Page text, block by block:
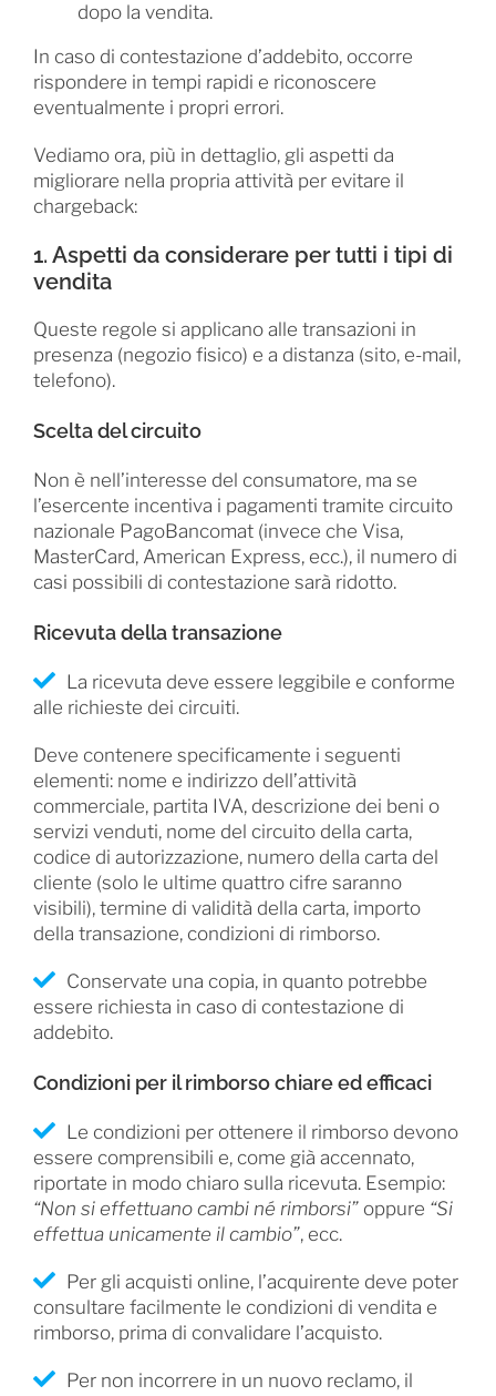
dopo la vendita.
In caso di contestazione d’addebito, occorre
rispondere in tempi rapidi e riconoscere
eventualmente i propri errori.
Vediamo ora, più in dettaglio, gli aspetti da
migliorare nella propria attività per evitare il
chargeback:
1. Aspetti da considerare per tutti i tipi di
vendita
Queste regole si applicano alle transazioni in
presenza (negozio fisico) e a distanza (sito, e-mail,
telefono).
Scelta del circuito
Non è nell’interesse del consumatore, ma se
l’esercente incentiva i pagamenti tramite circuito
nazionale PagoBancomat (invece che Visa,
MasterCard, American Express, ecc.), il numero di
casi possibili di contestazione sarà ridotto.
Ricevuta della transazione
La ricevuta deve essere leggibile e conforme
alle richieste dei circuiti.
Deve contenere specificamente i seguenti
elementi: nome e indirizzo dell’attività
commerciale, partita IVA, descrizione dei beni o
servizi venduti, nome del circuito della carta,
codice di autorizzazione, numero della carta del
cliente (solo le ultime quattro cifre saranno
visibili), termine di validità della carta, importo
della transazione, condizioni di rimborso.
Conservate una copia, in quanto potrebbe
essere richiesta in caso di contestazione di
addebito.
Condizioni per il rimborso chiare ed efficaci
Le condizioni per ottenere il rimborso devono
essere comprensibili e, come già accennato,
riportate in modo chiaro sulla ricevuta. Esempio:
“Non si effettuano cambi né rimborsi”oppure “Si
effettua unicamente il cambio”, ecc.
Per gli acquisti online, l’acquirente deve poter
consultare facilmente le condizioni di vendita e
rimborso, prima di convalidare l’acquisto.
Per non incorrere in un nuovo reclamo, il